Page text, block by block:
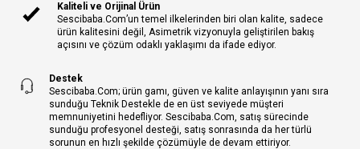
Kaliteli ve Orijinal Ürün
Sescibaba.Com’un temel ilkelerinden biri olan kalite, sadece
ürün kalitesini değil, Asimetrik vizyonuyla geliştirilen bakış
açısını ve çözüm odaklı yaklaşımı da ifade ediyor.
Destek
Sescibaba.Com; ürün gamı, güven ve kalite anlayışının yanı sıra
sunduğu Teknik Destekle de en üst seviyede müşteri
memnuniyetini hedefliyor. Sescibaba.Com, satış sürecinde
sunduğu profesyonel desteği, satış sonrasında da her türlü
sorunun en hızlı şekilde çözümüyle de devam ettiriyor.